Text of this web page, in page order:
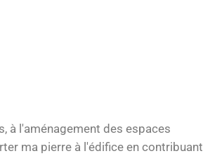
à l'aménagement des espaces
ma pierre à l'édifice en contribuant